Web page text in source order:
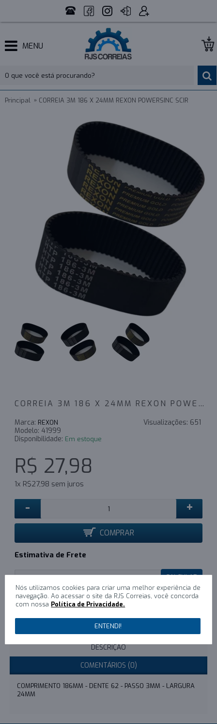
MENU
Principal CORREIA 3M 186 X 24MM REXON POWERSINC SCIR
CORREIA 3M 186 X 24MM REXON POWERSINC SCIR
Visualizações: 651
Marca: REXON
Modelo: 41999
Disponibilidade: Em estoque
R$ 27,98
1x R$27,98 sem juros
- +
COMPRAR
Estimativa de Frete
CALCULAR
0/Escreva um comentário
DESCRIÇÃO
COMENTÁRIOS (0)
COMPRIMENTO 186MM - DENTE 62 - PASSO 3MM - LARGURA
24MM
Nós utilizamos cookies para criar uma melhor experiência de
navegação. Ao acessar o site da RJS Correias, você concorda
com nossa Política de Privacidade.
ENTENDI!